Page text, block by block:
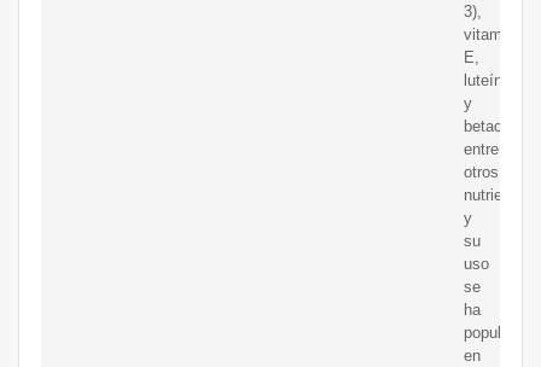
3),
vitamina
E,
luteína
y
entre
otros
nutrientes,
y
su
uso
se
ha
en